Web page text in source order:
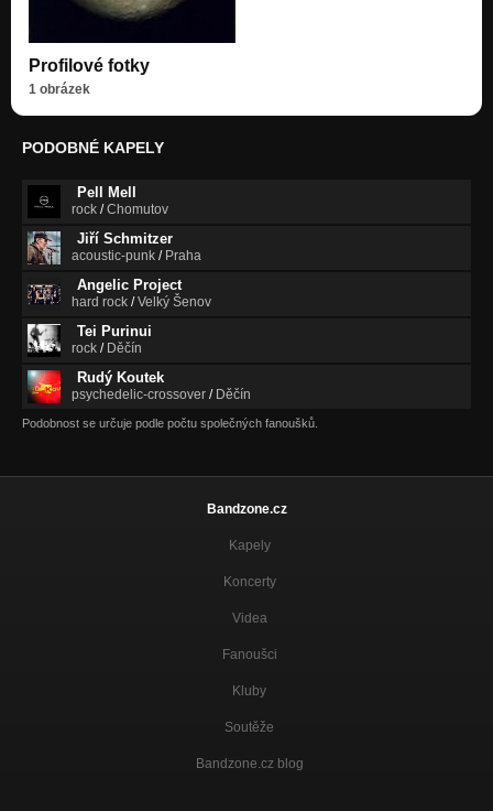
Profilové fotky
1 obrázek
PODOBNÉ KAPELY
Pell Mell
rock /Chomutov
Jiří Schmitzer
acoustic-punk / Praha
Angelic Project
hard rock /Velký Šenov
Tei Purinui
rock / Děčín
Rudý Koutek
psychedelic-crossover / Děčín
Podobnost se určuje podle počtu společných fanoušků.
Bandzone.cz
Kapely
Koncerty
Videa
Fanoušci
Kluby
Soutěže
Bandzone.cz blog